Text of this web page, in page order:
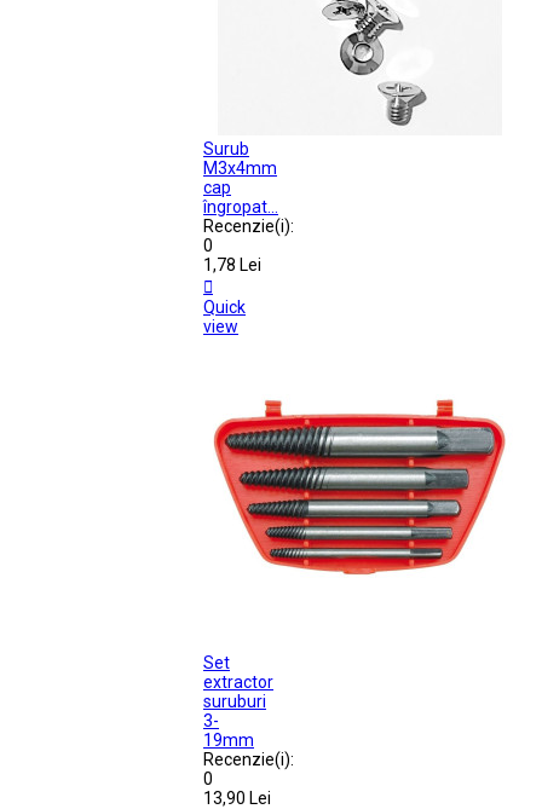
Surub
M3x4mm
cap
îngropat...
Recenzie(i):
0
1,78 Lei

Quick
view
Set
extractor
suruburi
3-
19mm
Recenzie(i):
0
13,90 Lei